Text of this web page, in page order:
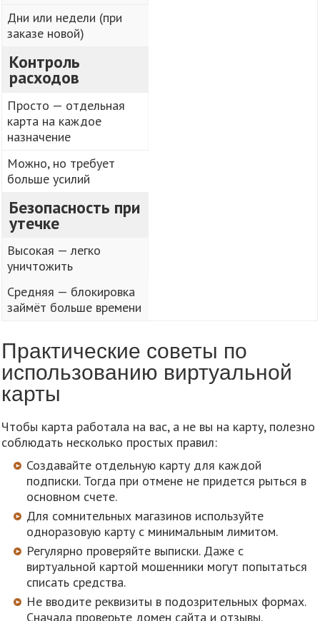
Дни или недели (при
заказе новой)
Контроль
расходов
Просто — отдельная
карта на каждое
назначение
Можно, но требует
больше усилий
Безопасность при
утечке
Высокая — легко
уничтожить
Средняя — блокировка
займёт больше времени
Практические советы по
использованию виртуальной
карты
Чтобы карта работала на вас, а не вы на карту, полезно
соблюдать несколько простых правил:
Создавайте отдельную карту для каждой
подписки. Тогда при отмене не придется рыться в
основном счете.
Для сомнительных магазинов используйте
одноразовую карту с минимальным лимитом.
Регулярно проверяйте выписки. Даже с
виртуальной картой мошенники могут попытаться
списать средства.
Не вводите реквизиты в подозрительных формах.
Сначала проверьте домен сайта и отзывы.